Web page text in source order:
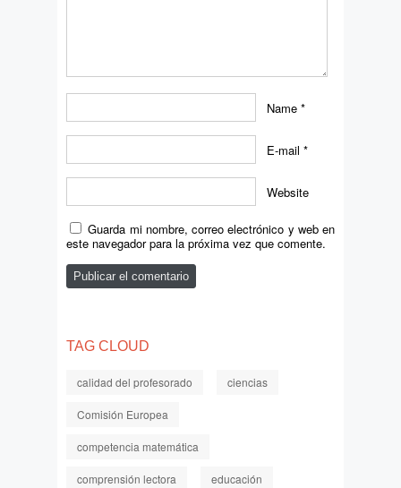
Name *
E-mail *
Website
Guarda mi nombre, correo electrónico y web en
este navegador para la próxima vez que comente.
TAG CLOUD
calidad del profesorado ciencias
Comisión Europea
competencia matemática
comprensión lectora educación